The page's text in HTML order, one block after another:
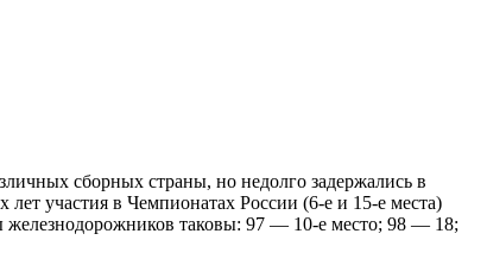
сборных страны, но недолго задержались в
участия в Чемпионатах России (6-е и 15-е места)
железнодорожников таковы: 97 — 10-е место; 98 — 18;